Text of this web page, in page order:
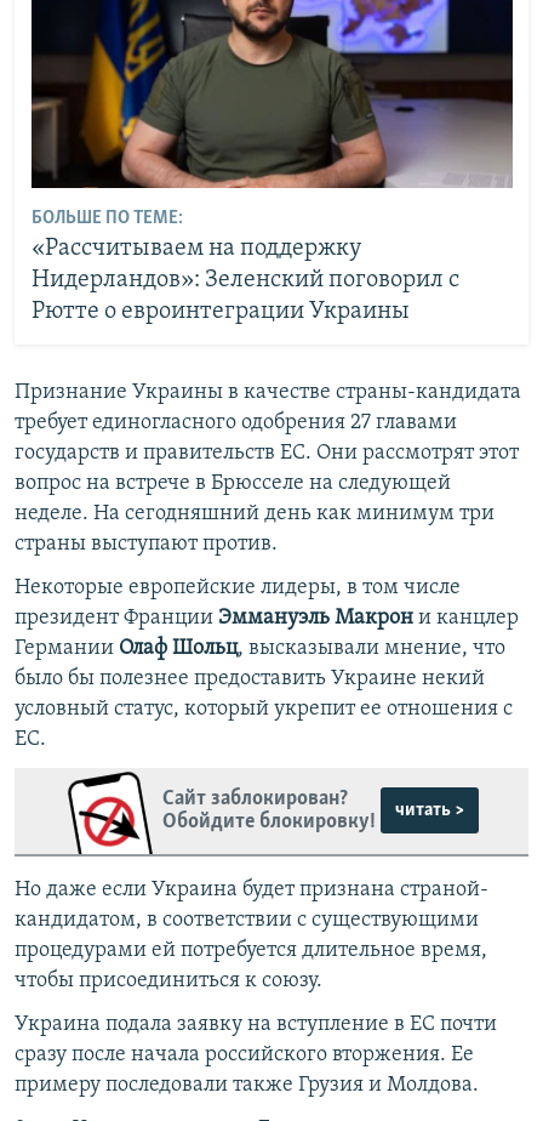
БОЛЬШЕ ПО ТЕМЕ:
«Рассчитываем на поддержку
Нидерландов»: Зеленский поговорил с
Рютте о евроинтеграции Украины
Признание Украины в качестве страны-кандидата
требует единогласного одобрения 27 главами
государств и правительств ЕС. Они рассмотрят этот
вопрос на встрече в Брюсселе на следующей
неделе. На сегодняшний день как минимум три
страны выступают против.
Некоторые европейские лидеры, в том числе
президент Франции Эммануэль Макрон и канцлер
Германии Олаф Шольц, высказывали мнение, что
было бы полезнее предоставить Украине некий
условный статус, который укрепит ее отношения с
ЕС.
Сайт заблокирован?
Обойдите блокировку!
читать >
Но даже если Украина будет признана страной-
кандидатом, в соответствии с существующими
процедурами ей потребуется длительное время,
чтобы присоединиться к союзу.
Украина подала заявку на вступление в ЕС почти
сразу после начала российского вторжения. Ее
примеру последовали также Грузия и Молдова.